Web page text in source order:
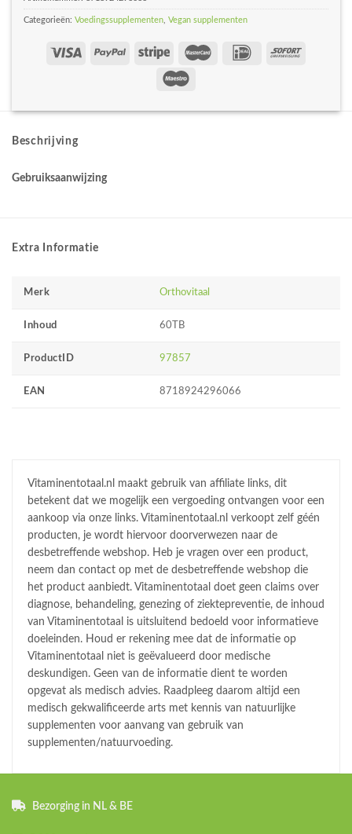
Categorieën: Voedingssupplementen Vegan supplementen
Beschrijving
Gebruiksaanwijzing
Extra Informatie
Merk Orthovitaal
Inhoud 60TB
ProductID 97857
EAN 8718924296066
Vitaminentotaal.nl maakt gebruik van affiliate links, dit
betekent dat we mogelijk een vergoeding ontvangen voor een
aankoop via onze links. Vitaminentotaal.nl verkoopt zelf géén
producten, je wordt hiervoor doorverwezen naar de
desbetreffende webshop. Heb je vragen over een product,
neem dan contact op met de desbetreffende webshop die
het product aanbiedt. Vitaminentotaal doet geen claims over
diagnose, behandeling, genezing of ziektepreventie, de inhoud
van Vitaminentotaal is uitsluitend bedoeld voor informatieve
doeleinden. Houd er rekening mee dat de informatie op
Vitaminentotaal niet is geëvalueerd door medische
deskundigen. Geen van de informatie dient te worden
opgevat als medisch advies. Raadpleeg daarom altijd een
medisch gekwalificeerde arts met kennis van natuurlijke
supplementen voor aanvang van gebruik van
supplementen/natuurvoeding.
Bezorging in NL & BE